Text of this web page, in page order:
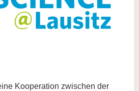
Kooperation zwischen der